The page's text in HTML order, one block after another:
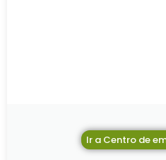
Ir a Centro de